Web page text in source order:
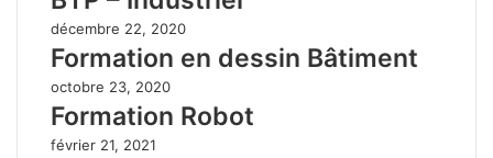
décembre 22, 2020
Formation en dessin Bâtiment
octobre 23, 2020
Formation Robot
février 21, 2021